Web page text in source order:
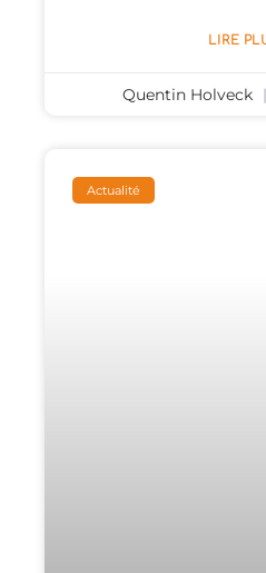
LIRE
Quentin Holveck
Actualité